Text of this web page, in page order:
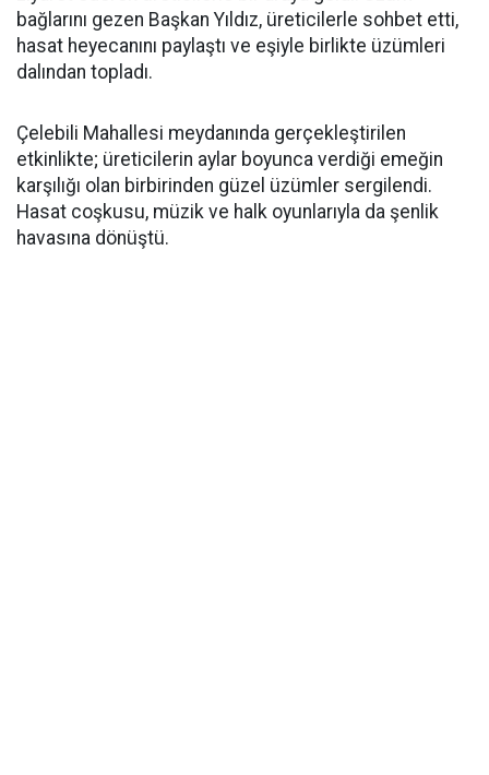
bağlarını gezen Başkan Yıldız, üreticilerle sohbet etti,
hasat heyecanını paylaştı ve eşiyle birlikte üzümleri
dalından topladı.
Çelebili Mahallesi meydanında gerçekleştirilen
etkinlikte; üreticilerin aylar boyunca verdiği emeğin
karşılığı olan birbirinden güzel üzümler sergilendi.
Hasat coşkusu, müzik ve halk oyunlarıyla da şenlik
havasına dönüştü.